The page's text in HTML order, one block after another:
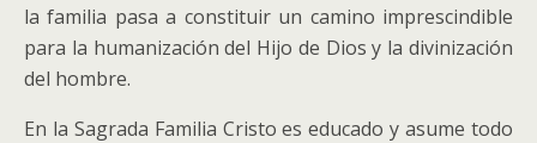
la familia pasa a constituir un camino imprescindible
para la humanización del Hijo de Dios y la divinización
del hombre.
En la Sagrada Familia Cristo es educado y asume todo